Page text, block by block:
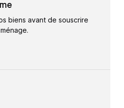
biens avant de souscrire